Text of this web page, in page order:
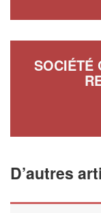
SOCIÉTÉ
D’autres